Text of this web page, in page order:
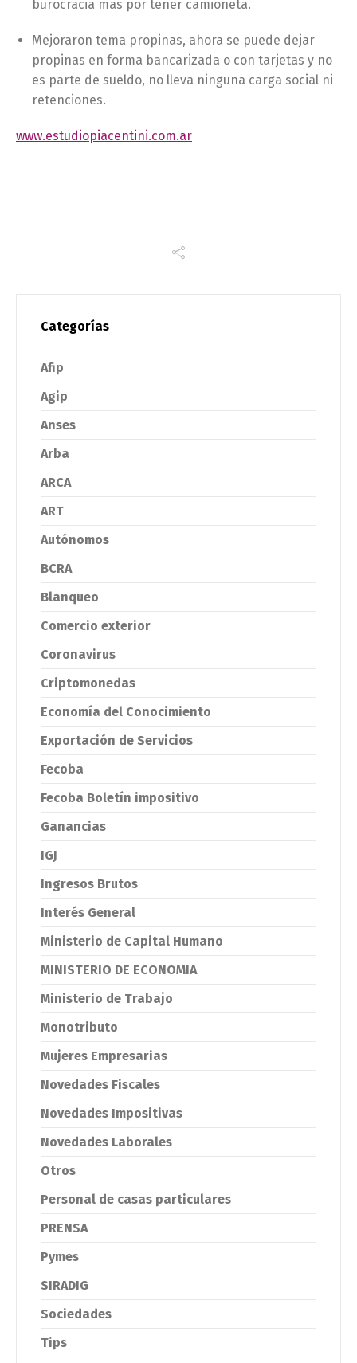
burocracia más por tener camioneta.
Mejoraron tema propinas, ahora se puede dejar
propinas en forma bancarizada o con tarjetas y no
es parte de sueldo, no lleva ninguna carga social ni
retenciones.
www.estudiopiacentini.com.ar
Categorías
Afip
Agip
Anses
Arba
ARCA
ART
Autónomos
BCRA
Blanqueo
Comercio exterior
Coronavirus
Criptomonedas
Economía del Conocimiento
Exportación de Servicios
Fecoba
Fecoba Boletín impositivo
Ganancias
IGJ
Ingresos Brutos
Interés General
Ministerio de Capital Humano
MINISTERIO DE ECONOMIA
Ministerio de Trabajo
Monotributo
Mujeres Empresarias
Novedades Fiscales
Novedades Impositivas
Novedades Laborales
Otros
Personal de casas particulares
PRENSA
Pymes
SIRADIG
Sociedades
Tips